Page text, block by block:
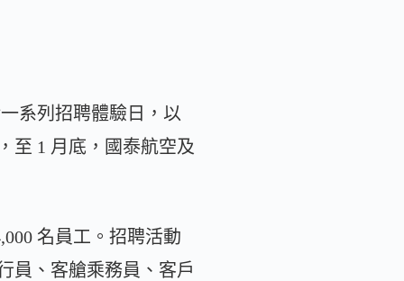
系列招聘體驗日，以
至 1 月底，國泰航空及
名員工。招聘活動
員、客艙乘務員、客戶